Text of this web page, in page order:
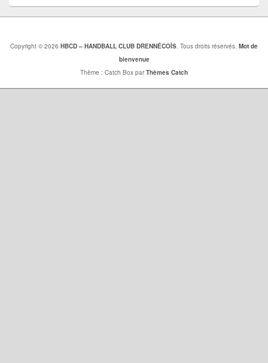
Copyright © 2026 HBCD – HANDBALL CLUB DRENNÉCOİS. Tous droits réservés. Mot de
bienvenue
Thème : Catch Box parThèmes Catch